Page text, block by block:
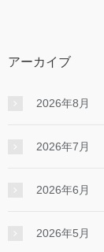
アーカイブ
2026年8月
2026年7月
2026年6月
2026年5月